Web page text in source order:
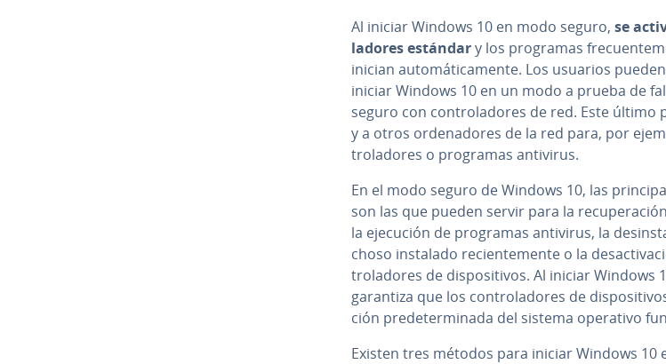
Al iniciar Windows 10 en modo seguro, se
la­do­res estándary los programas
inician au­to­má­ti­ca­me­n­te. Los usuarios
iniciar Windows 10 en un modo a prueba de
seguro con co­n­tro­la­do­res de red. Este último
y a otros or­de­na­do­res de la red para, por
tro­la­do­res o programas antivirus.
En el modo seguro de Windows 10, las
son las que pueden servir para la
la ejecución de programas antivirus, la
cho­so instalado re­cie­n­te­me­n­te o la
tro­la­do­res de di­s­po­si­ti­vos. Al iniciar Windows
garantiza que los co­n­tro­la­do­res de
ción pre­de­te­r­mi­na­da del sistema operativo
Existen tres métodos para iniciar Windows 10